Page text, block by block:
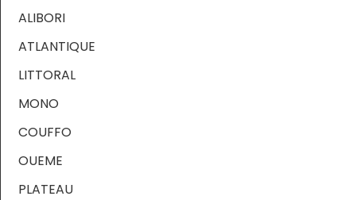
ALIBORI
ATLANTIQUE
LITTORAL
MONO
COUFFO
OUEME
PLATEAU